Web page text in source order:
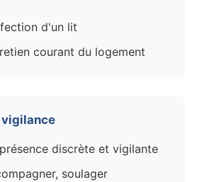
d'un lit
courant du logement
discrète et vigilante
soulager